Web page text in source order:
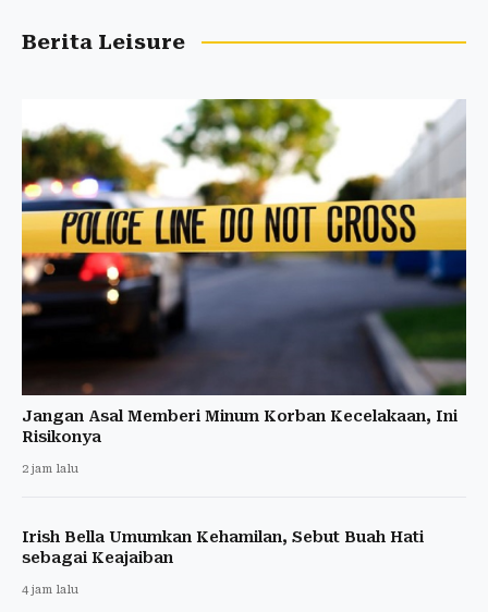
Berita Leisure
Jangan Asal Memberi Minum Korban Kecelakaan, Ini
Risikonya
2 jam lalu
Irish Bella Umumkan Kehamilan, Sebut Buah Hati
sebagai Keajaiban
4 jam lalu